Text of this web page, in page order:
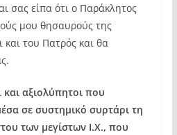
σας είπα ότι ο Παράκλητος
μου θησαυρούς της
και του Πατρός και θα
και αξιολύπητοι που
σε συστημικό συρτάρι τη
των μεγίστων Ι.Χ., που